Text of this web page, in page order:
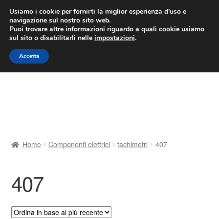
CONSEGNA da 7 EUR
Lun-Ven 9:00 - 16:00/800 580 290
Vai
alla
navigazione
Vai
al
contenuto
Contatto
Il mio account
Home Componenti elettrici tachimetri 407
407
Usiamo i cookie per fornirti la miglior esperienza d'uso e
navigazione sul nostro sito web.
Puoi trovare altre informazioni riguardo a quali cookie usiamo
sul sito o disabilitarli nelle impostazioni.
Accetta